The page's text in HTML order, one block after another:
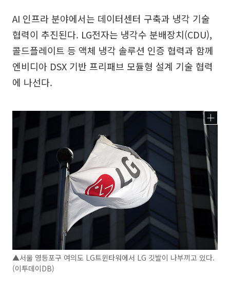
AI 인프라 분야에서는 데이터센터 구축과 냉각 기술
협력이 추진된다. LG전자는 냉각수 분배장치(CDU),
콜드플레이트 등 액체 냉각 솔루션 인증 협력과 함께
엔비디아 DSX 기반 프리패브 모듈형 설계 기술 협력
에 나선다.
▲서울 영등포구 여의도 LG트윈타워에서 LG 깃발이 나부끼고 있다.
(이투데이DB)